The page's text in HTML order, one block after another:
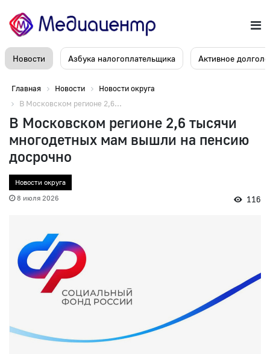
Новости Азбука налогоплательщика Активное
Главная Новости
Новости округа
В Московском регионе 2,6...
В Московском регионе 2,6 тысячи
многодетных мам вышли на пенсию
досрочно
Новости округа
8 июля 2026
116